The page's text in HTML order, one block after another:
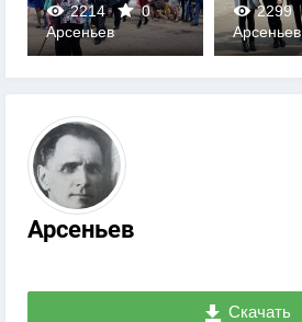
2214
0
0
Арсеньев
2299
0
Арсеньев
Арсеньев
Скачать